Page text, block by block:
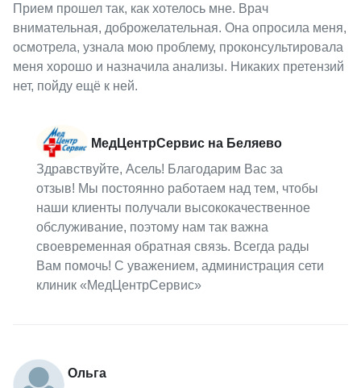
Прием прошел так, как хотелось мне. Врач
внимательная, доброжелательная. Она опросила меня,
осмотрела, узнала мою проблему, проконсультировала
меня хорошо и назначила анализы. Никаких претензий
нет, пойду ещё к ней.
МедЦентрСервис на Беляево
Здравствуйте, Асель! Благодарим Вас за
отзыв! Мы постоянно работаем над тем, чтобы
наши клиенты получали высококачественное
обслуживание, поэтому нам так важна
своевременная обратная связь. Всегда рады
Вам помочь! С уважением, администрация сети
клиник «МедЦентрСервис»
Ольга